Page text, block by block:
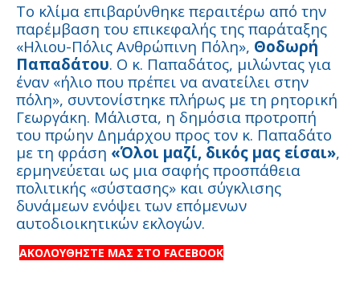
Το κλίμα επιβαρύνθηκε περαιτέρω από την
παρέμβαση του επικεφαλής της παράταξης
«Ηλιου-Πόλις Ανθρώπινη Πόλη», Θοδωρή
Παπαδάτου. Ο κ. Παπαδάτος, μιλώντας για
έναν «ήλιο που πρέπει να ανατείλει στην
πόλη», συντονίστηκε πλήρως με τη ρητορική
Γεωργάκη. Μάλιστα, η δημόσια προτροπή
του πρώην Δημάρχου προς τον κ. Παπαδάτο
με τη φράση «Όλοι μαζί, δικός μας είσαι»,
ερμηνεύεται ως μια σαφής προσπάθεια
πολιτικής «σύστασης» και σύγκλισης
δυνάμεων ενόψει των επόμενων
αυτοδιοικητικών εκλογών.
ΑΚΟΛΟΥΘΗΣΤΕ ΜΑΣ ΣΤΟ FACEBOOK